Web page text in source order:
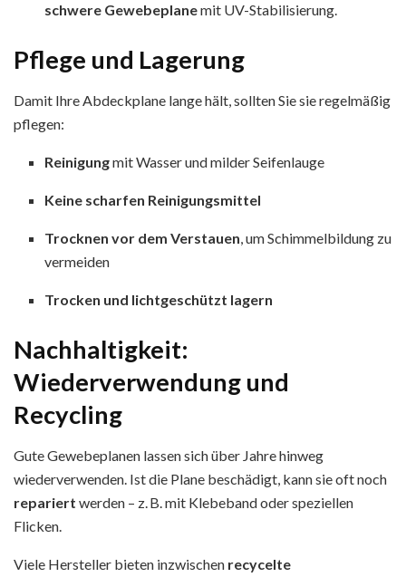
schwere Gewebeplanemit UV-Stabilisierung.
Pflege und Lagerung
Damit Ihre Abdeckplane lange hält, sollten Sie sie regelmäßig
pflegen:
Reinigungmit Wasser und milder Seifenlauge
Keine scharfen Reinigungsmittel
Trocknen vor dem Verstauen, um Schimmelbildung zu
vermeiden
Trocken und lichtgeschützt lagern
Nachhaltigkeit:
Wiederverwendung und
Recycling
Gute Gewebeplanen lassen sich über Jahre hinweg
wiederverwenden. Ist die Plane beschädigt, kann sie oft noch
repariert werden – z. B. mit Klebeband oder speziellen
Flicken.
Viele Hersteller bieten inzwischen recycelte